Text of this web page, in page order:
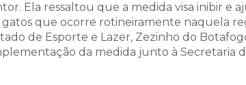
Ela ressaltou que a medida visa inibir e
que ocorre rotineiramente naquela
de Esporte e Lazer, Zezinho do
da medida junto à Secretaria